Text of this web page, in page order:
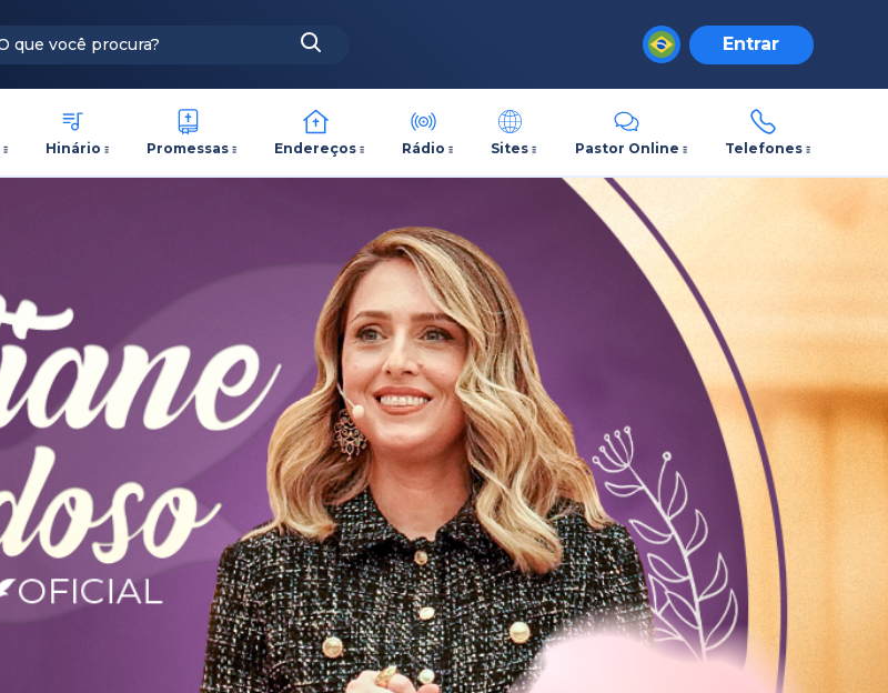
Entrar
Hinário Promessas Endereços Rádio Sites Pastor Online Telefones